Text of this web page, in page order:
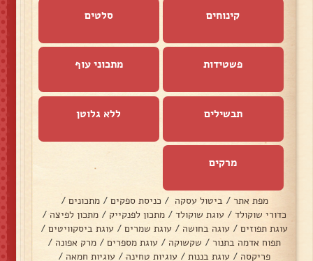
קינוחים סלטים
פשטידות מתכוני עוף
תבשילים ללא גלוטן
מרקים
מפת אתר / ביטול עסקה / כניסת ספקים / מתכונים /
כדורי שוקולד / עוגת שוקולד / מתכון לפנקייק / מתכון לפיצה /
עוגת תפוזים / עוגה בחושה / עוגת שמרים / עוגת ביסקוויטים /
תפוח אדמה בתנור / שקשוקה / עוגת מספרים / מרק אפונה /
פריקסה / עוגת בננות / עוגיות טחינה / עוגיות חמאה /